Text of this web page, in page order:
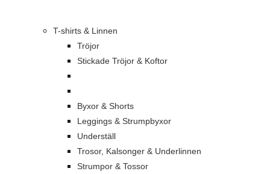
T-shirts & Linnen
Tröjor
Stickade Tröjor & Koftor
Byxor & Shorts
Leggings & Strumpbyxor
Underställ
Trosor, Kalsonger & Underlinnen
Strumpor & Tossor